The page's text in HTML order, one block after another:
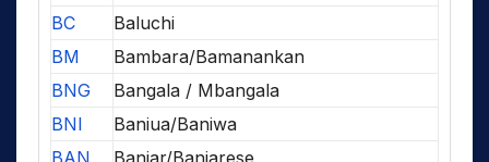
BC
Baluchi
BM
Bambara/Bamanankan
BNG
Bangala / Mbangala
BNI
Baniua/Baniwa